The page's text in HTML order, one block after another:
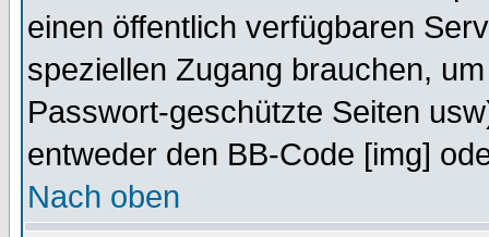
einen öffentlich verfügbaren
speziellen Zugang brauchen,
Passwort-geschützte Seiten
entweder den BB-Code [img]
Nach oben